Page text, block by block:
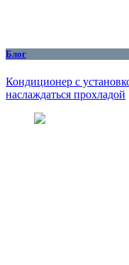
Блог
Кондиционер с
наслаждаться прохладой